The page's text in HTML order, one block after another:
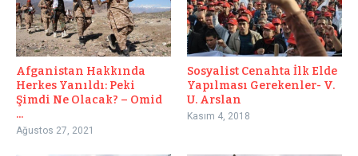
Afganistan Hakkında
Herkes Yanıldı: Peki
Şimdi Ne Olacak? – Omid
...
Ağustos 27, 2021
Sosyalist Cenahta İlk Elde
Yapılması Gerekenler- V.
U. Arslan
Kasım 4, 2018